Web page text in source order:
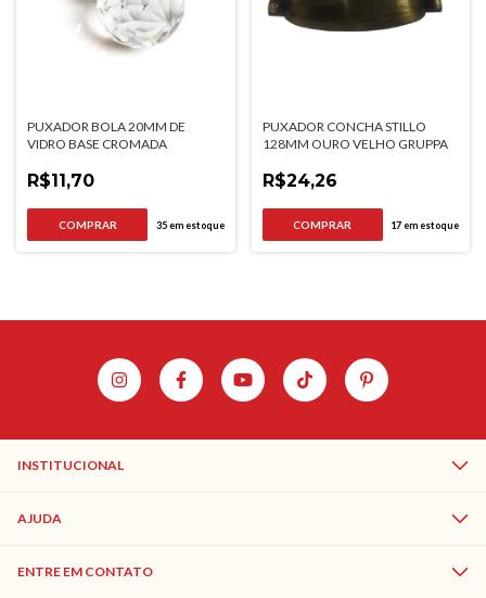
PUXADOR BOLA 20MM DE
VIDRO BASE CROMADA
R$11,70
35em estoque
PUXADOR CONCHA STILLO
128MM OURO VELHO GRUPPA
R$24,26
17em estoque
INSTITUCIONAL
AJUDA
ENTRE EM CONTATO